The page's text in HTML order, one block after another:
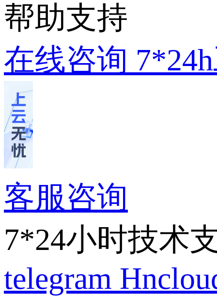
帮助支持
在线咨询
客服咨询
7*24小时技术
telegram